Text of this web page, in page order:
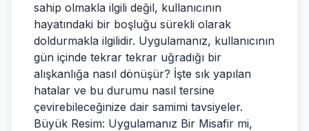
sahip olmakla ilgili değil, kullanıcının
hayatındaki bir boşluğu sürekli olarak
doldurmakla ilgilidir. Uygulamanız, kullanıcının
gün içinde tekrar tekrar uğradığı bir
alışkanlığa nasıl dönüşür? İşte sık yapılan
hatalar ve bu durumu nasıl tersine
çevirebileceğinize dair samimi tavsiyeler.
Büyük Resim: Uygulamanız Bir Misafir mi,